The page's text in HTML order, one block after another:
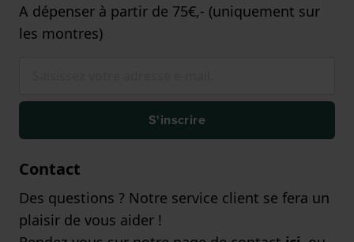
A dépenser à partir de 75€,- (uniquement sur
les montres)
S'inscrire
Contact
Des questions ? Notre service client se fera un
plaisir de vous aider !